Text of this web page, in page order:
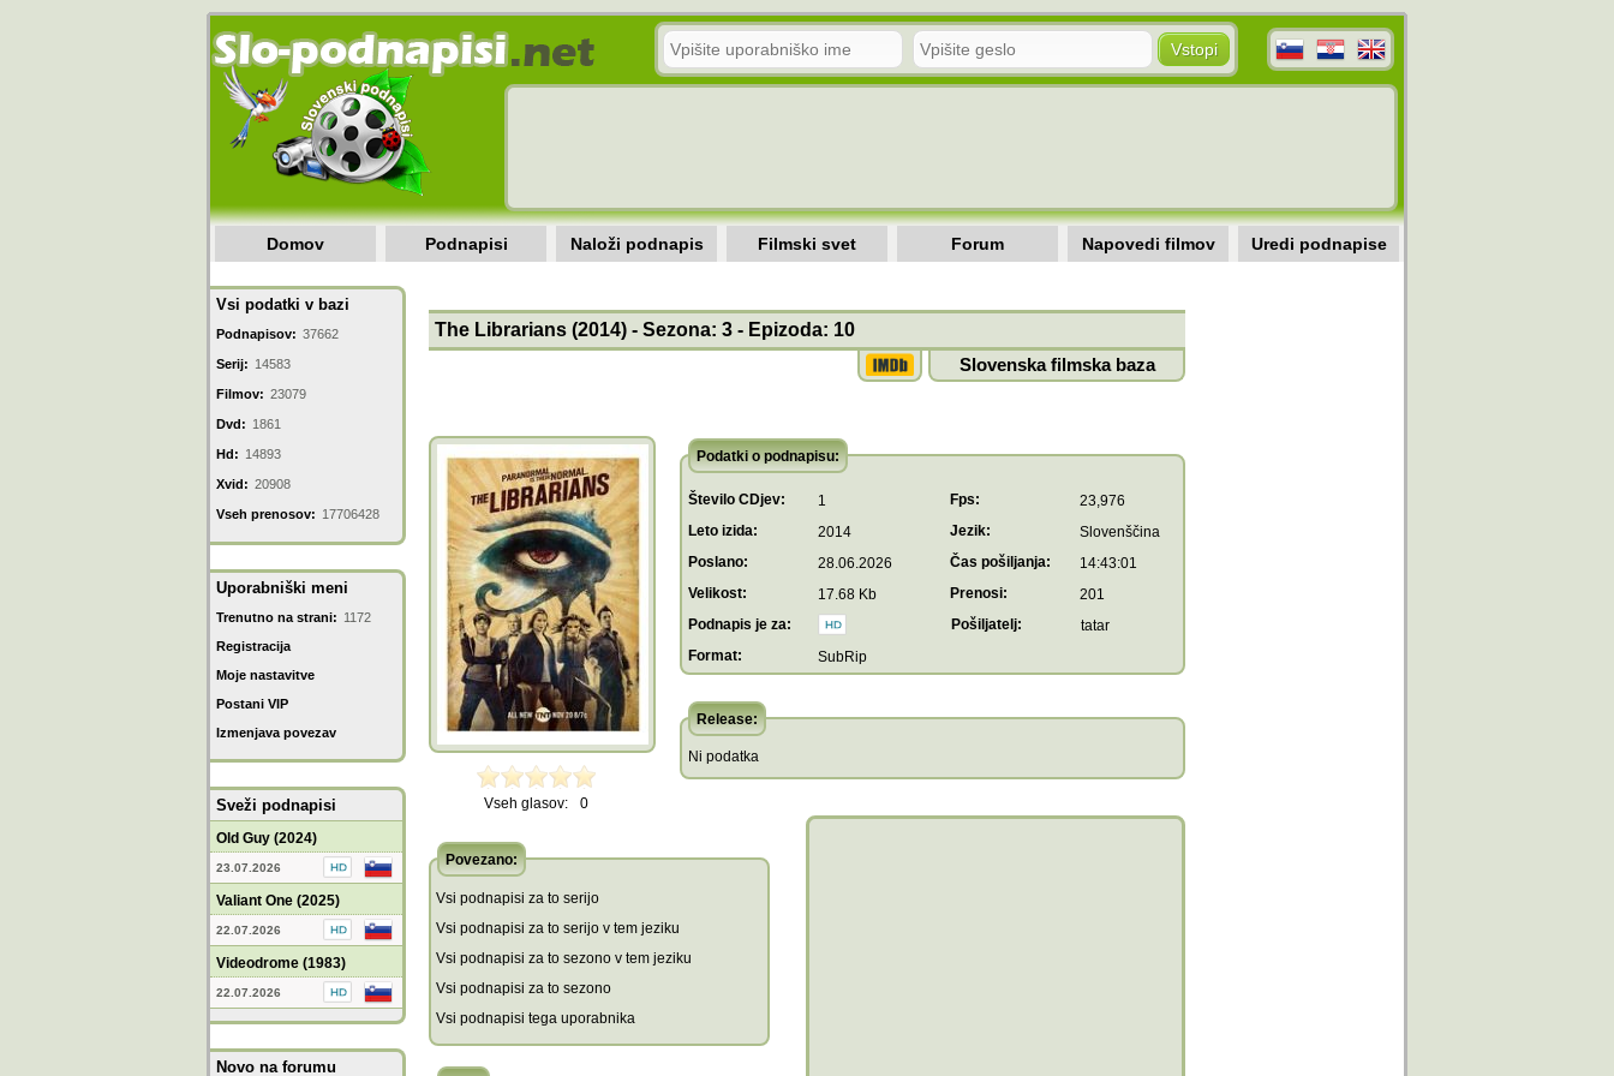
Domov Podnapisi Naloži podnapis Filmski svet Forum Napovedi filmov Uredi podnapise
Vsi podatki v bazi
Podnapisov: 37662
Serij: 14583
Filmov: 23079
Dvd: 1861
Hd: 14893
Xvid: 20908
Vseh prenosov: 17706428
Uporabniški meni
Trenutno na strani: 1172
Registracija
Moje nastavitve
Postani VIP
Izmenjava povezav
Sveži podnapisi
Old Guy (2024)
23.07.2026
Valiant One (2025)
22.07.2026
Videodrome (1983)
22.07.2026
Novo na forumu
The Librarians (2014) - Sezona: 3 - Epizoda: 10
Slovenska filmska baza
Vseh glasov: 0
Podatki o podnapisu:
Število CDjev: 1 Fps:
23,976
Leto izida:
2014 Jezik:
Slovenščina
Poslano:
28.06.2026 Čas pošiljanja:
14:43:01
Velikost:
17.68 Kb Prenosi:
201
Podnapis je za:
Pošiljatelj:
tatar
Format:
SubRip
Release:
Ni podatka
Povezano:
Vsi podnapisi za to serijo
Vsi podnapisi za to serijo v tem jeziku
Vsi podnapisi za to sezono v tem jeziku
Vsi podnapisi za to sezono
Vsi podnapisi tega uporabnika